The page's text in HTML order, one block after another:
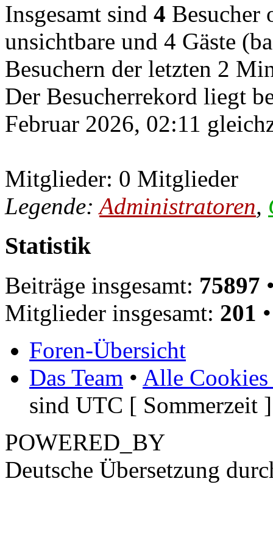
Insgesamt sind 4 Besucher
unsichtbare und 4 Gäste
Besuchern der letzten 2
Der Besucherrekord liegt
Februar 2026, 02:11
Mitglieder: 0 Mitglieder
Legende:Administratoren,
Statistik
Beiträge insgesamt: 75897
Mitglieder insgesamt: 201
Foren-Übersicht
Das Team • Alle Cookies
sind UTC [ Sommerzeit ]
POWERED_BY
Deutsche Übersetzung